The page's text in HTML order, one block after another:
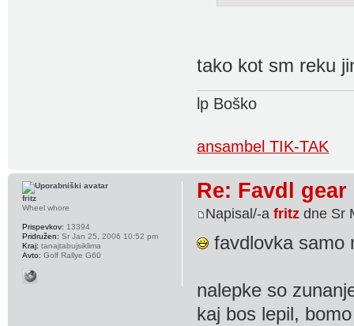
tako kot sm reku
lp Boško
ansambel TIK-TAK
Re: Favdl
Napisal/-afritz dne Sr
favdlovka samo
nalepke so
kaj bos lepil,
fritz
Wheel whore
Prispevkov: 13394
Pridružen: Sr Jan 25, 2006 10:52 pm
Kraj: tanajtabujsiklima
Avto: Golf Rallye G60